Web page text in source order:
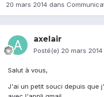
20 mars 2014 dans
axelair
Posté(e) 20 mars 2014
Salut à vous,
J'ai un petit souci depuis que